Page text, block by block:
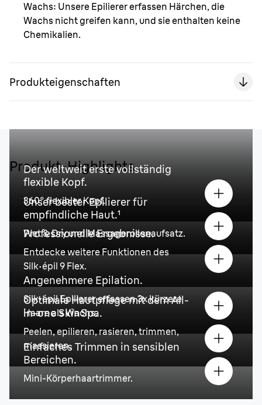
Wachs: Unsere Epilierer erfassen Härchen, die
Wachs nicht greifen kann, und sie enthalten keine
Chemikalien.
Produkteigenschaften
Produkt-Highlights
Der weltweit erste vollständig
flexible Kopf.
360° flexibler Kopf.
Unser bester Epilierer für
empfindliche Haut.¹
Wet & Dryund Massagerollenaufsatz.
Professionelle Ergebnisse.
Entdecke weitere Funktionen des
Silk·épil 9 Flex.
Angenehmere Epilation.
Silk·épil Epilierer erfassen 3x kürzere
Haare als Wachs.
Optimale Hautpflege mit dem All-
in-one SkinSpa.
Peelen, epilieren, rasieren, trimmen,
massieren.
Einfaches Trimmen in sensiblen
Bereichen.
Mini-Körperhaartrimmer.